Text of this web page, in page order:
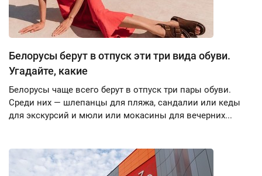
Белорусы берут в отпуск эти три вида обуви.
Угадайте, какие
Белорусы чаще всего берут в отпуск три пары обуви.
Среди них — шлепанцы для пляжа, сандалии или кеды
для экскурсий и мюли или мокасины для вечерних...